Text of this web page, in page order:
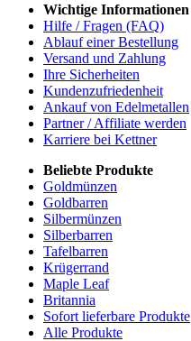
Wichtige Informationen
Hilfe / Fragen (FAQ)
Ablauf einer Bestellung
Versand und Zahlung
Ihre Sicherheiten
Kundenzufriedenheit
Ankauf von Edelmetallen
Partner / Affiliate werden
Karriere bei Kettner
Beliebte Produkte
Goldmünzen
Goldbarren
Silbermünzen
Silberbarren
Tafelbarren
Krügerrand
Maple Leaf
Britannia
Sofort lieferbare Produkte
Alle Produkte